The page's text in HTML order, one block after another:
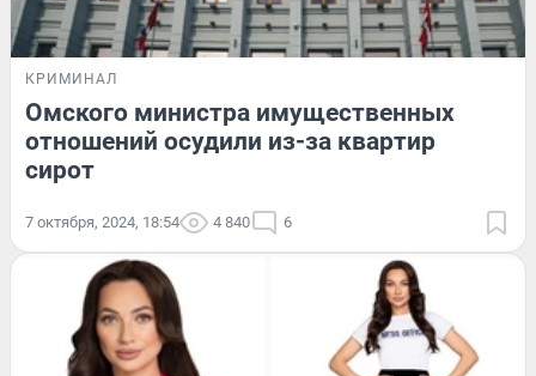
КРИМИНАЛ
Омского министра имущественных
отношений осудили из-за квартир
сирот
7 октября, 2024, 18:54 4 840 6